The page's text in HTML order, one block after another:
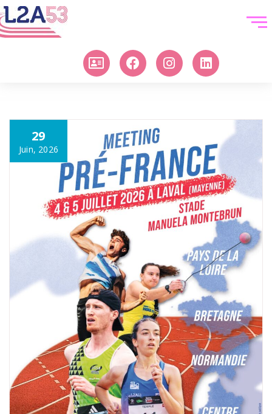
29
Juin, 2026